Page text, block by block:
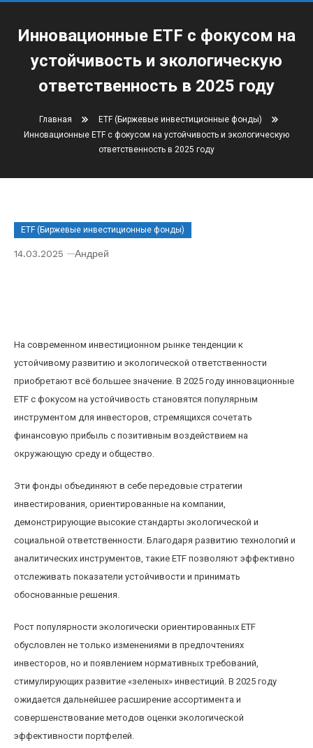
Инновационные ETF с фокусом на
устойчивость и экологическую
ответственность в 2025 году
Главная
ETF (Биржевые инвестиционные фонды)
Инновационные ETF с фокусом на устойчивость и экологическую
ответственность в 2025 году
ETF (Биржевые инвестиционные фонды)
14.03.2025 Андрей
На современном инвестиционном рынке тенденции к
устойчивому развитию и экологической ответственности
приобретают всё большее значение. В 2025 году инновационные
ETF с фокусом на устойчивость становятся популярным
инструментом для инвесторов, стремящихся сочетать
финансовую прибыль с позитивным воздействием на
окружающую среду и общество.
Эти фонды объединяют в себе передовые стратегии
инвестирования, ориентированные на компании,
демонстрирующие высокие стандарты экологической и
социальной ответственности. Благодаря развитию технологий и
аналитических инструментов, такие ETF позволяют эффективно
отслеживать показатели устойчивости и принимать
обоснованные решения.
Рост популярности экологически ориентированных ETF
обусловлен не только изменениями в предпочтениях
инвесторов, но и появлением нормативных требований,
стимулирующих развитие «зеленых» инвестиций. В 2025 году
ожидается дальнейшее расширение ассортимента и
совершенствование методов оценки экологической
эффективности портфелей.